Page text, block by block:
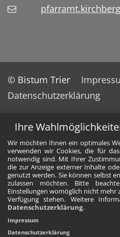
Ihre
Wir möchten Ihnen ein optimales
verwenden wir Cookies, die für
notwendig sind. Mit Ihrer
die zur Anzeige externer Inhalte
genutzt werden. Sie können selbst
zulassen möchten. Bitte
Einstellungen womöglich nicht mehr
Verfügung stehen. Weitere
Datenschutzerklärung.
Impressum
Datenschutzerklärung
© Bistum Trier
Datenschutzerklärung